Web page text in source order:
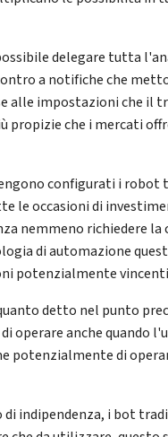
delegare tutta
a notifiche che
alle impostazioni che il
propizie che i mercati
configurati i robot
le occasioni di
nemmeno richiedere la
di automazione
potenzialmente
detto nel punto
operare anche quando
potenzialmente di
indipendenza, i bot